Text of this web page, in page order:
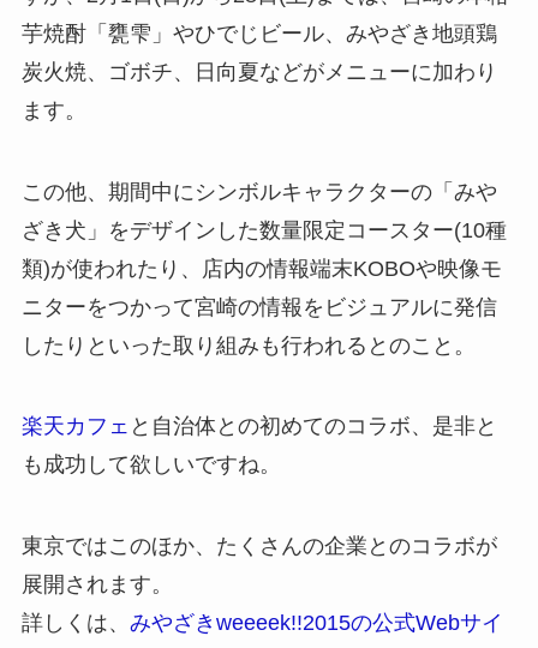
芋焼酎「甕雫」やひでじビール、みやざき地頭鶏
炭火焼、ゴボチ、日向夏などがメニューに加わり
ます。
この他、期間中にシンボルキャラクターの「みや
ざき犬」をデザインした数量限定コースター(10種
類)が使われたり、店内の情報端末KOBOや映像モ
ニターをつかって宮崎の情報をビジュアルに発信
したりといった取り組みも行われるとのこと。
楽天カフェ と自治体との初めてのコラボ、是非と
も成功して欲しいですね。
東京ではこのほか、たくさんの企業とのコラボが
展開されます。
詳しくは、 みやざきweeeek!!2015の公式Webサイ